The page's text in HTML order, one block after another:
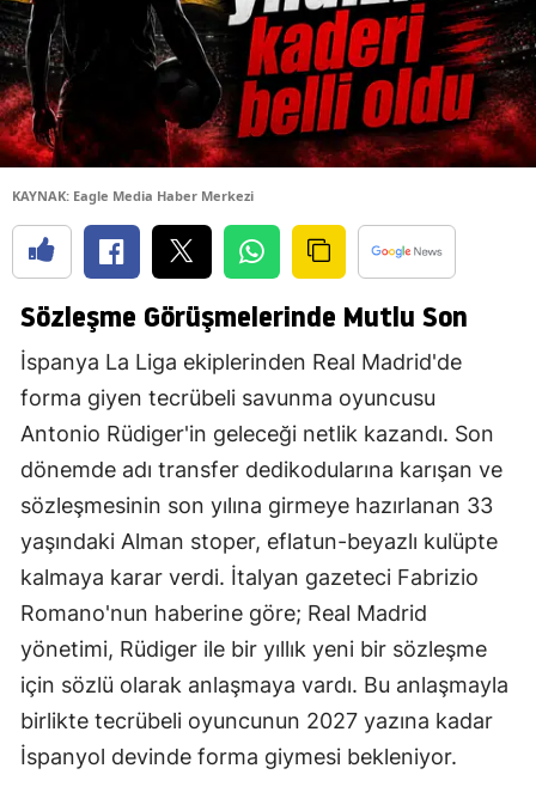
KAYNAK: Eagle Media Haber Merkezi
Sözleşme Görüşmelerinde Mutlu Son
İspanya La Liga ekiplerinden Real Madrid'de
forma giyen tecrübeli savunma oyuncusu
Antonio Rüdiger'in geleceği netlik kazandı. Son
dönemde adı transfer dedikodularına karışan ve
sözleşmesinin son yılına girmeye hazırlanan 33
yaşındaki Alman stoper, eflatun-beyazlı kulüpte
kalmaya karar verdi. İtalyan gazeteci Fabrizio
Romano'nun haberine göre; Real Madrid
yönetimi, Rüdiger ile bir yıllık yeni bir sözleşme
için sözlü olarak anlaşmaya vardı. Bu anlaşmayla
birlikte tecrübeli oyuncunun 2027 yazına kadar
İspanyol devinde forma giymesi bekleniyor.